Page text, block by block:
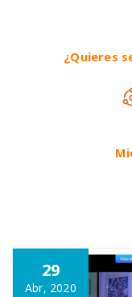
¿Quieres
29
Abr, 2020